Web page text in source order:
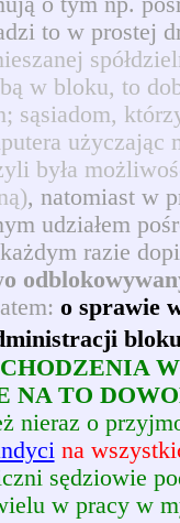
to w prostej
w bloku, to
sąsiadom,
użyczając
była
, natomiast w
udziałem
razie
o sprawie
NA TO
nieraz o
na
sędziowie
w pracy w